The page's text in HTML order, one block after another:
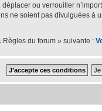
ou verrouiller
ne soient pas divulguées
du forum » suivante :